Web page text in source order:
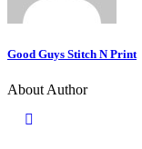
Good Guys Stitch N Print
About Author